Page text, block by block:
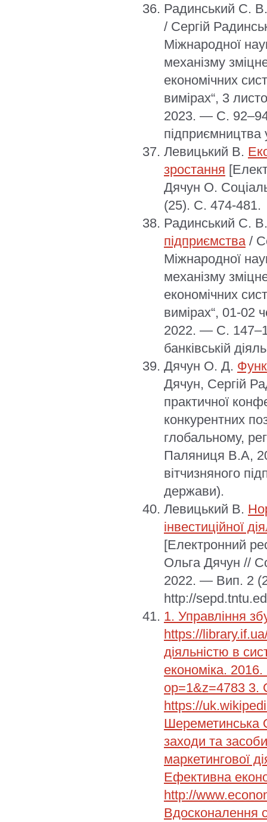
Радинський С.
/ Сергій
Міжнародної
механізму
економічних
вимірах“, 3
2023. — С.
підприємництва
Левицький В.
зростання
Дячун О.
(25). С. 474-481.
Радинський С.
підприємства /
Міжнародної
механізму
економічних
вимірах“, 01-
2022. — С.
банківській
Дячун О. Д.
Дячун, Сергій
практичної
конкурентних
глобальному,
Паляниця В.А,
вітчизняного
держави).
Левицький В.
інвестиційної
[Електронний
Ольга Дячун //
2022. — Вип. 2
http://
1. Управління
https://
діяльністю в
економіка.
op=1&z=4783 3.
https://
заходи та
маркетингової
Ефективна
http://
Вдосконалення